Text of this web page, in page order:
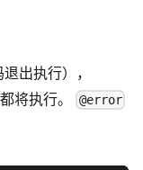
出执行），
将执行。 @error